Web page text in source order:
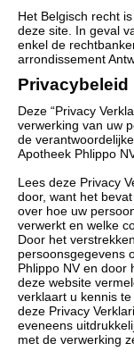
Het Belgisch recht
deze site. In geval
enkel de
arrondissement
Privacybeleid
Deze “Privacy
verwerking van uw
de
Apotheek Phlippo
Lees deze Privacy
door, want het
over hoe uw
verwerkt en welke
Door het
persoonsgegevens
Phlippo NV en door
deze website
verklaart u kennis
deze Privacy
eveneens
met de verwerking